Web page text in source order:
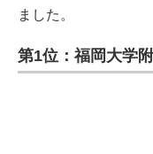
ました。
第1位：福岡大学